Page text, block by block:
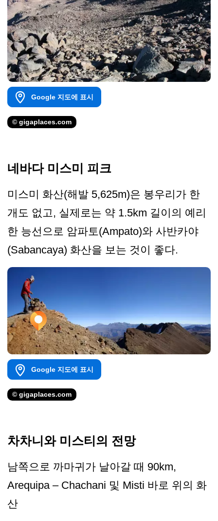
Google 지도에 표시
© gigaplaces.com
네바다 미스미 피크
미스미 화산(해발 5,625m)은 봉우리가 한
개도 없고, 실제로는 약 1.5km 길이의 예리
한 능선으로 암파토(Ampato)와 사반카야
(Sabancaya) 화산을 보는 것이 좋다.
Google 지도에 표시
© gigaplaces.com
차차니와 미스티의 전망
남쪽으로 까마귀가 날아갈 때 90km,
Arequipa – Chachani 및 Misti 바로 위의 화
산